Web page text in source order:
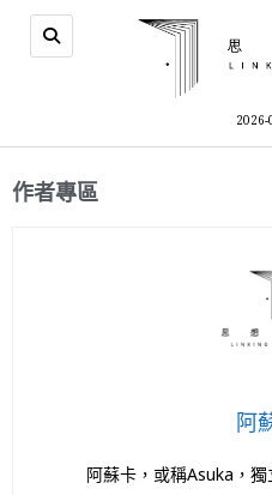
2026-
作者專區
阿
阿蘇卡，或稱Asuka，